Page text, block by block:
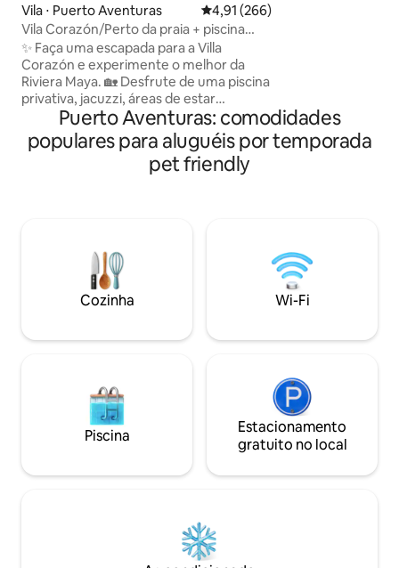
Vila ⋅ Puerto Aventuras 4,91 de uma avaliação média de
4,91 (266)
Vila Corazón/Perto da praia + piscina
privativa
✨ Faça uma escapada para a Villa
Corazón e experimente o melhor da
Riviera Maya. 🏡 Desfrute de uma piscina
privativa, jacuzzi, áreas de estar
espaçosas e uma localização privilegiada
a poucos minutos da marina, da praia e
dos melhores restaurantes de Puerto
antecedência — Check-in antecipado e
check-out tardio estão disponíveis
mediante solicitação, sujeitos à
disponibilidade.
Puerto Aventuras: comodidades
populares para aluguéis por temporada
pet friendly
Cozinha Wi-Fi
Piscina
Estacionamento
gratuito no local